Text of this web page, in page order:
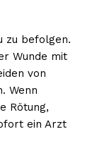
zu befolgen.
Wunde mit
von
Wenn
Rötung,
ein Arzt